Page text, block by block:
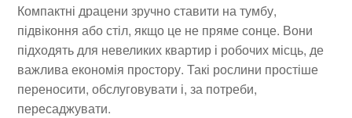
Компактні драцени зручно ставити на тумбу,
підвіконня або стіл, якщо це не пряме сонце. Вони
підходять для невеликих квартир і робочих місць, де
важлива економія простору. Такі рослини простіше
переносити, обслуговувати і, за потреби,
пересаджувати.